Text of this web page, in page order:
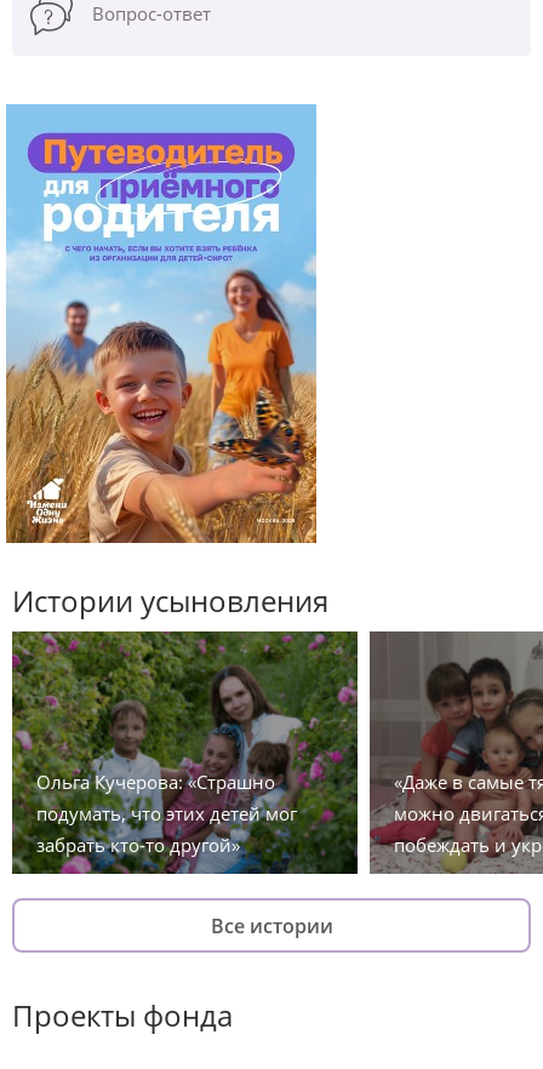
Вопрос-ответ
Истории усыновления
Ольга Кучерова: «Страшно
подумать, что этих детей мог
забрать кто-то другой»
«Даже в самые
можно
побеждать и
Все истории
Проекты фонда